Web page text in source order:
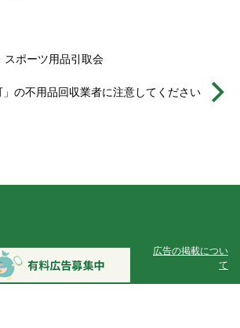
スポーツ用品引取会
」の不用品回収業者に注意してください
広告の掲載につい
て